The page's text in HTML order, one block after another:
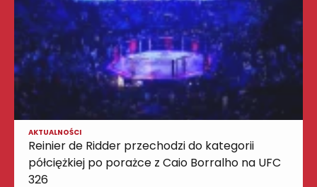
AKTUALNOŚCI
Reinier de Ridder przechodzi do kategorii
półciężkiej po porażce z Caio Borralho na UFC
326